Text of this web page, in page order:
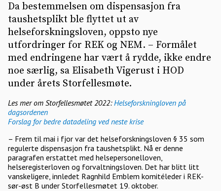
Da bestemmelsen om dispensasjon fra
taushetsplikt ble flyttet ut av
helseforskningsloven, oppsto nye
utfordringer for REK og NEM. – Formålet
med endringene har vært å rydde, ikke endre
noe særlig, sa Elisabeth Vigerust i HOD
under årets Storfellesmøte.
Les mer om Storfellesmøtet 2022:Helseforskningloven på
dagsordenen
Forslag for bedre datadeling ved neste krise
– Frem til mai i fjor var det helseforskningsloven § 35 som
regulerte dispensasjon fra taushetsplikt. Nå er denne
paragrafen erstattet med helsepersonelloven,
helseregisterloven og forvaltningsloven. Det har blitt litt
vanskeligere, innledet Ragnhild Emblem komitéleder i REK-
sør-øst B under Storfellesmøtet 19. oktober.